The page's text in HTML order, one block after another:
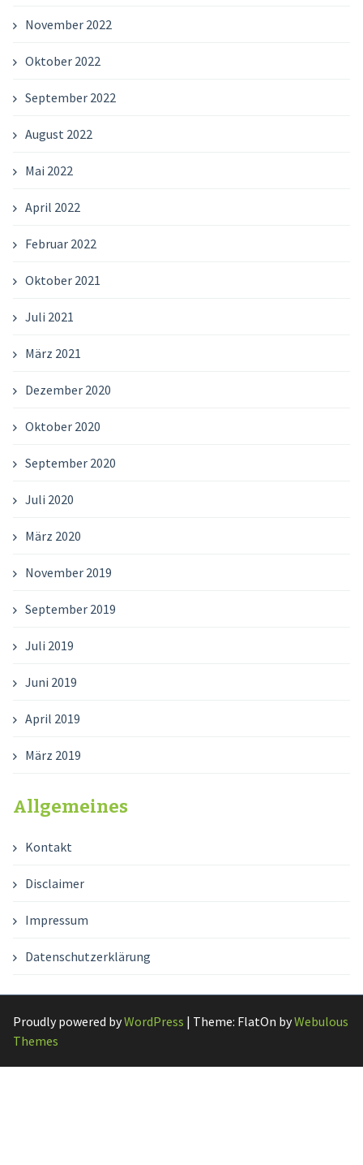
November 2022
Oktober 2022
September 2022
August 2022
Mai 2022
April 2022
Februar 2022
Oktober 2021
Juli 2021
März 2021
Dezember 2020
Oktober 2020
September 2020
Juli 2020
März 2020
November 2019
September 2019
Juli 2019
Juni 2019
April 2019
März 2019
Allgemeines
Kontakt
Disclaimer
Impressum
Datenschutzerklärung
Proudly powered byWordPress | Theme: FlatOn byWebulous
Themes